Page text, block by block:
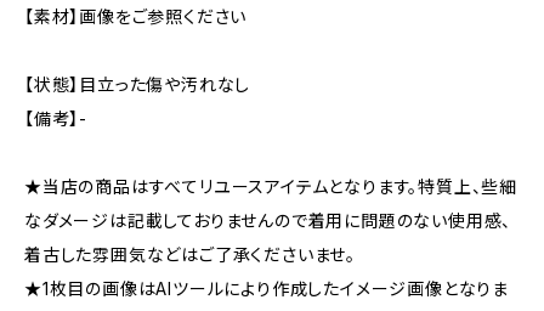
【素材】画像をご参照ください
【状態】目立った傷や汚れなし
【備考】-
★当店の商品はすべてリユースアイテムとなります。特質上、些細
なダメージは記載しておりませんので着用に問題のない使用感、
着古した雰囲気などはご了承くださいませ。
★1枚目の画像はAIツールにより作成したイメージ画像となりま